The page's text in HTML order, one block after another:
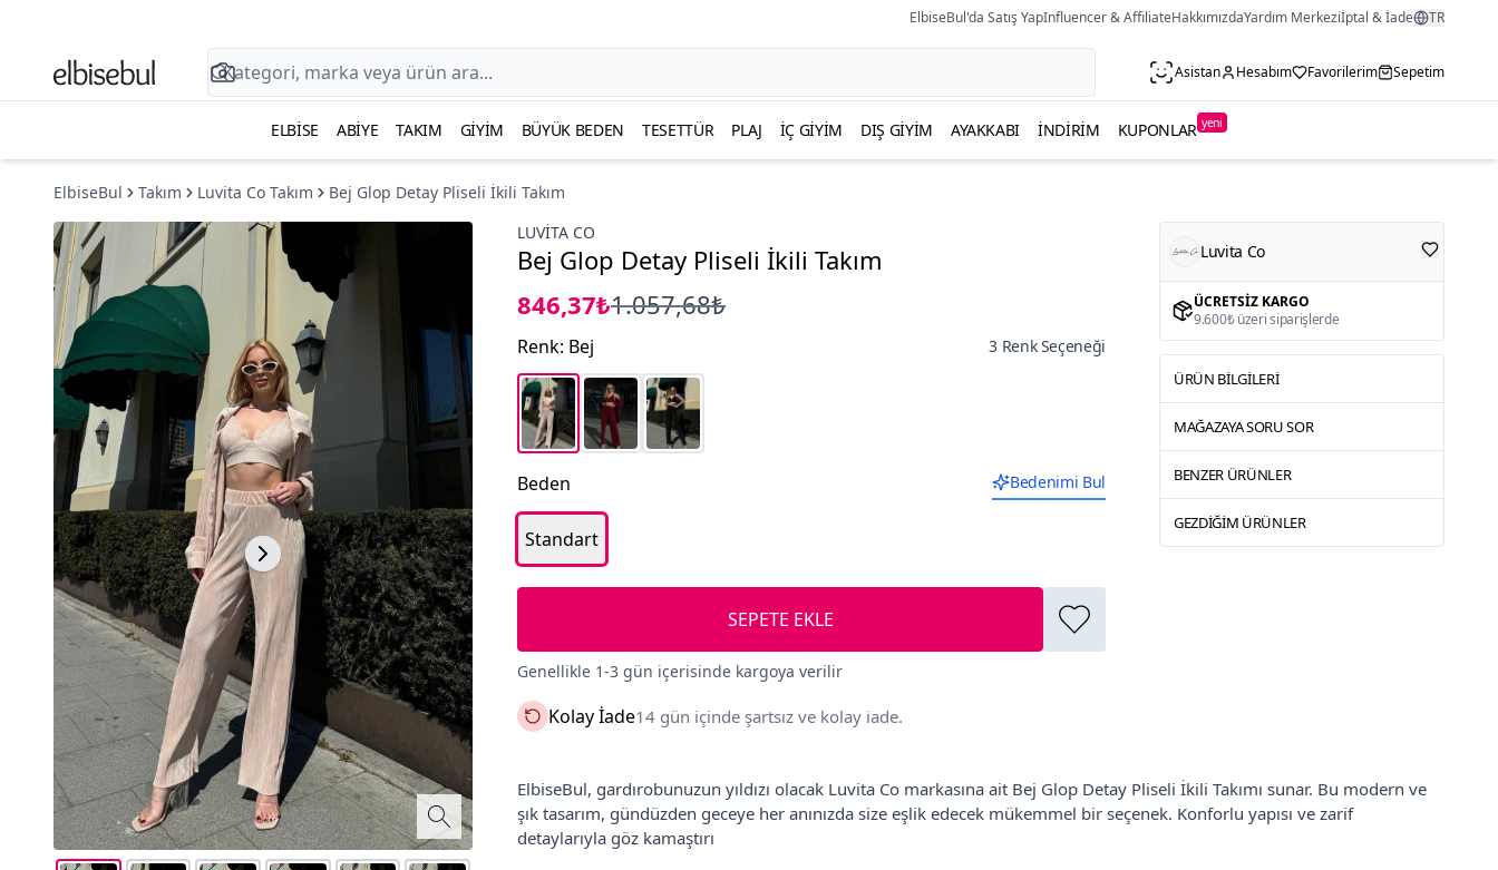
ElbiseBul'da Satış YapInfluencer & AffiliateHakkımızdaYardım Merkeziİptal & İade TR
Asistan Hesabım Favorilerim Sepetim
ELBISE ABIYE TAKIM GIYIM BÜYÜK BEDEN TESETTÜR PLAJ İÇ GIYIM DIŞ GIYIM AYAKKABI İNDIRIM KUPONLAR yeni
ElbiseBul Takım Luvita Co Takım
Bej Glop Detay Pliseli İkili Takım
LUVITA CO
Bej Glop Detay Pliseli İkili Takım
846,37₺1.057,68₺
Renk: Bej 3 Renk Seçeneği
Beden Bedenimi Bul
Standart
SEPETE EKLE
Genellikle 1-3 gün içerisinde kargoya verilir
Kolay İade14 gün içinde şartsız ve kolay iade.
Luvita Co
ÜCRETSIZ KARGO
9.600₺ üzeri siparişlerde
ÜRÜN BILGILERI
MAĞAZAYA SORU SOR
BENZER ÜRÜNLER
GEZDIĞIM ÜRÜNLER
ElbiseBul, gardırobunuzun yıldızı olacak Luvita Co markasına ait Bej Glop Detay Pliseli İkili Takımı sunar. Bu modern ve
şık tasarım, gündüzden geceye her anınızda size eşlik edecek mükemmel bir seçenek. Konforlu yapısı ve zarif
detaylarıyla göz kamaştırı